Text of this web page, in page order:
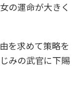
の運命が大きく
を求めて策略を
みの武官に下賜